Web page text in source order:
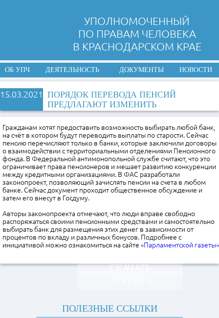
УПОЛНОМОЧЕННЫЙ
ПО ПРАВАМ ЧЕЛОВЕКА
В КРАСНОДАРСКОМ КРАЕ
ОБ УПЧ ДЕЯТЕЛЬНОСТЬ ДОКУМЕНТЫ НОВОСТИ
15.03.2021 ПОРЯДОК ПЕРЕВОДА ПЕНСИЙ
ПРЕДЛАГАЮТ ИЗМЕНИТЬ
Гражданам хотят предоставить возможность выбирать любой банк,
на счёт в котором будут переводить выплаты по старости. Сейчас
пенсию перечисляют только в банки, которые заключили договоры
о взаимодействии с территориальными отделениями Пенсионного
фонда. В Федеральной антимонопольной службе считают, что это
ограничивает права пенсионеров и мешает развитию конкуренции
между кредитными организациями. В ФАС разработали
законопроект, позволяющий зачислять пенсии на счета в любом
банке. Сейчас документ проходит общественное обсуждение и
затем его внесут в Госдуму.
Авторы законопроекта отмечают, что люди вправе свободно
распоряжаться своими пенсионными средствами и самостоятельно
выбирать банк для размещения этих денег в зависимости от
процентов по вкладу и различных бонусов. Подробнее с
инициативой можно ознакомиться на сайте «Парламентской газеты»
СКАЧАТЬ
ПОЛЕЗНЫЕ ССЫЛКИ